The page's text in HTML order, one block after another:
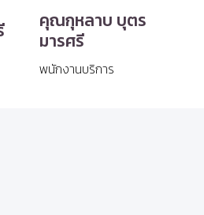
คุณกุหลาบ บุตร
มารศรี
พนักงานบริการ